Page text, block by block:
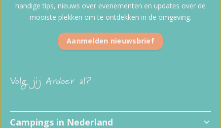
Volg jij Ardoer al?
Campings in Nederland
handige tips, nieuws over evenementen en updates over de
mooiste plekken om te ontdekken in de omgeving.
Aanmelden nieuwsbrief